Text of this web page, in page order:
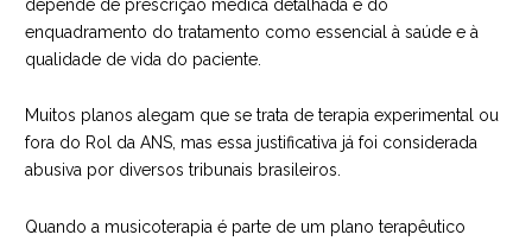
depende de prescrição médica detalhada e do
enquadramento do tratamento como essencial à saúde e à
qualidade de vida do paciente.
Muitos planos alegam que se trata de terapia experimental ou
fora do Rol da ANS, mas essa justificativa já foi considerada
abusiva por diversos tribunais brasileiros.
Quando a musicoterapia é parte de um plano terapêutico